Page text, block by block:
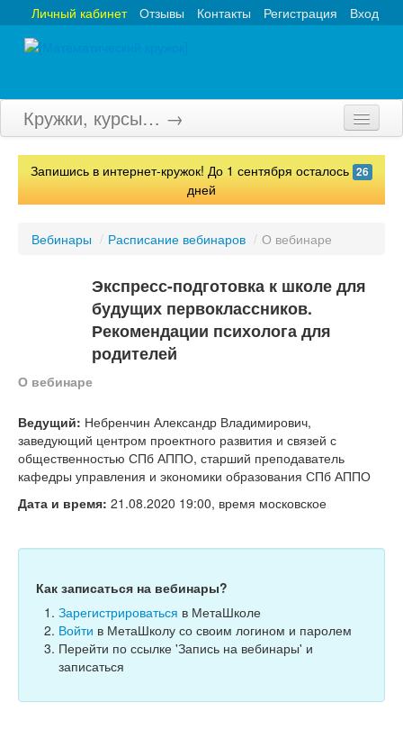
Вход
Регистрация
Контакты
Отзывы
Личный кабинет
Кружки, курсы… →
Главная
Конкурсы
Книги
Игры
Учитель
Запишись в интернет-кружок! До 1 сентября осталось 26
дней
Вебинары / Расписание вебинаров / О вебинаре
Экспресс-подготовка к школе для
будущих первоклассников.
Рекомендации психолога для
родителей
О вебинаре
Ведущий: Небренчин Александр Владимирович,
заведующий центром проектного развития и связей с
общественностью СПб АППО, старший преподаватель
кафедры управления и экономики образования СПб АППО
Дата и время: 21.08.2020 19:00, время московское
Как записаться на вебинары?
Зарегистрироваться в МетаШколе
Войти в МетаШколу со своим логином и паролем
Перейти по ссылке 'Запись на вебинары' и
записаться